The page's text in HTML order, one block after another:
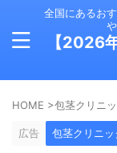
全国にあるお
【2026
HOME >包茎クリニ
広告 包茎クリニッ